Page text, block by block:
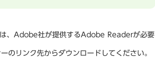
、Adobe社が提供するAdobe Readerが必要
リンク先からダウンロードしてください。